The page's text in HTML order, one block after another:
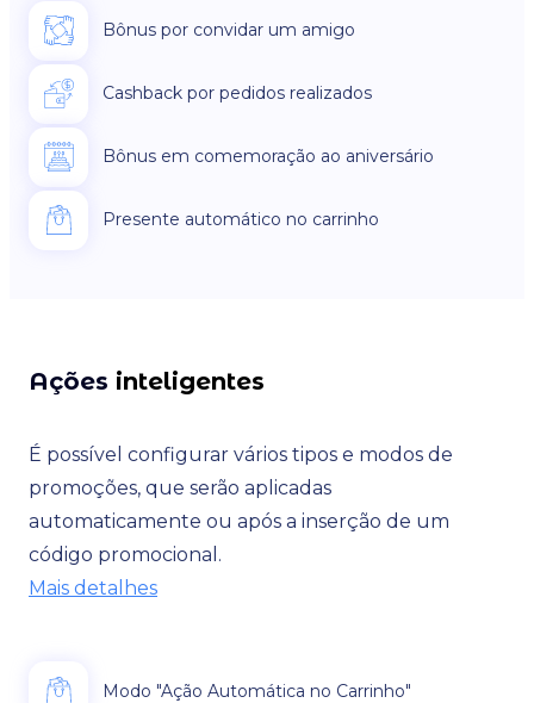
Bônus por convidar um amigo
Cashback por pedidos realizados
Bônus em comemoração ao aniversário
Presente automático no carrinho
Ações inteligentes
É possível configurar vários tipos e modos de
promoções, que serão aplicadas
automaticamente ou após a inserção de um
código promocional.
Mais detalhes
Modo "Ação Automática no Carrinho"